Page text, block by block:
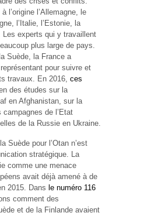
l’origine l’Allemagne, le
l’Italie, l’Estonie, la
Les experts qui y travaillent
plus large de pays.
Suède, la France a
pour suivre et
travaux. En 2016, ces
des études sur la
en Afghanistan, sur la
de l’Etat
de la Russie en Ukraine.
Suède pour l’Otan n’est
stratégique. La
comme une menace
avait déjà amené à de
2015. Dans le numéro 116
comment des
et de la Finlande avaient